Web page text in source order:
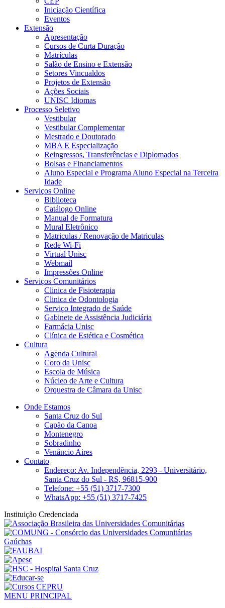
Iniciação Científica
Eventos
Extensão
Apresentação
Cursos de Curta Duração
Matrículas
Salão de Ensino e Extensão
Setores Vincualdos
Projetos de Extensão
Ações Sociais
UNISC Idiomas
Processo Seletivo
Vestibular
Vestibular Complementar
Mestrado e Doutorado
MBA E Especialização
Reingressos, Transferências e Diplomados
Bolsas e Financiamentos
Aluno Especial e Programa Aluno Especial na Terceira
Idade
Serviços Online
Biblioteca
Catálogo Online
Manual de Formatura
Mural Eletrônico
Matriculas / Renovação de Matriculas
Rede Wi-Fi
Virtual Unisc
Webmail
Impressões Online
Serviços Comunitários
Clinica de Fisioterapia
Clinica de Odontologia
Serviço Integrado de Saúde
Gabinete de Assistência Judiciária
Farmácia Unisc
Clínica de Estética e Cosmética
Cultura
Agenda Cultural
Coro da Unisc
Escola de Música
Núcleo de Arte e Cultura
Orquestra de Câmara da Unisc
Onde Estamos
Santa Cruz do Sul
Capão da Canoa
Montenegro
Sobradinho
Venâncio Aires
Contato
Endereço: Av. Independência, 2293 - Universitário,
Santa Cruz do Sul - RS, 96815-900
Telefone: +55 (51) 3717-7300
WhatsApp: +55 (51) 3717-7425
Instituição Credenciada
MENU PRINCIPAL